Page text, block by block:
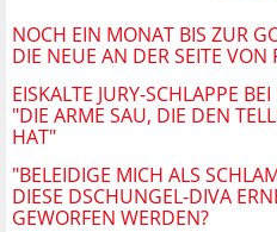
NOCH EIN MONAT BIS ZUR
DIE NEUE AN DER SEITE VON
EISKALTE JURY-SCHLAPPE
DIE ARME SAU, DIE DEN
AT"
"BELEIDIGE MICH ALS
DIESE DSCHUNGEL-DIVA
GEWORFEN WERDEN?